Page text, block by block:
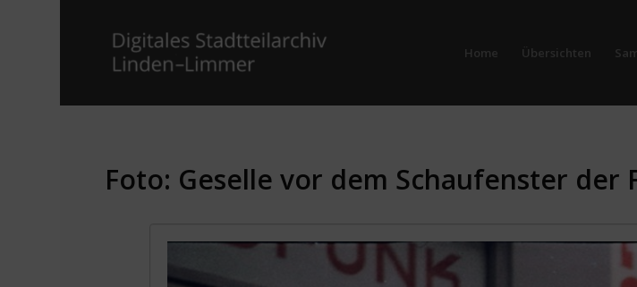
Home Übersichten
Foto: Geselle vor dem Schaufenster der